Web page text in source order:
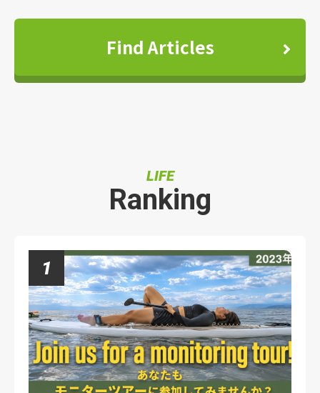
Find Articles
LIFE
Ranking